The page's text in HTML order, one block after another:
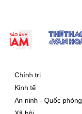
Chính trị
Kinh tế
An ninh - Quốc phòng